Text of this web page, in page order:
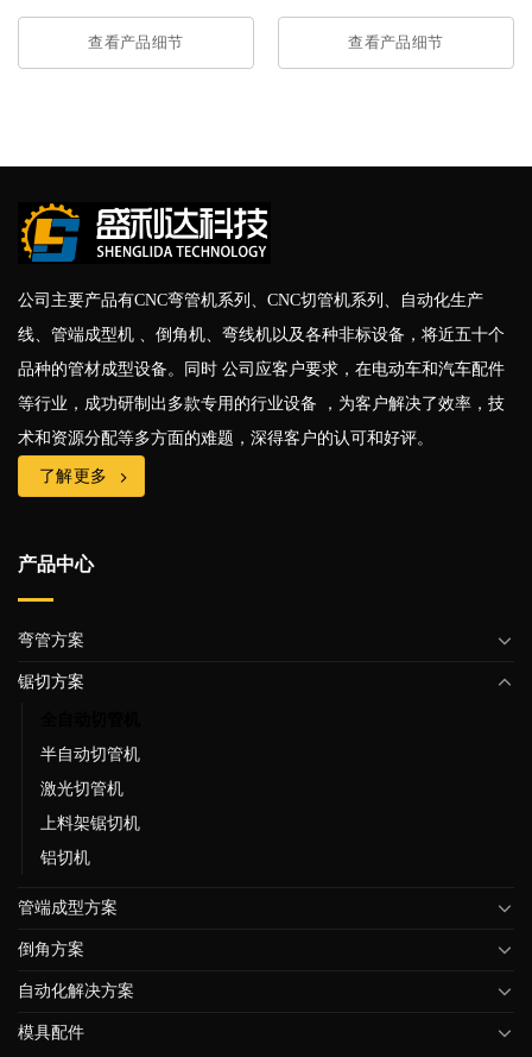
查看产品细节 查看产品细节
公司主要产品有CNC弯管机系列、CNC切管机系列、自动化生产
线、管端成型机 、倒角机、弯线机以及各种非标设备，将近五十个
品种的管材成型设备。同时 公司应客户要求，在电动车和汽车配件
等行业，成功研制出多款专用的行业设备 ，为客户解决了效率，技
术和资源分配等多方面的难题，深得客户的认可和好评。
了解更多
产品中心
弯管方案
锯切方案
半自动切管机
激光切管机
上料架锯切机
铝切机
管端成型方案
倒角方案
自动化解决方案
模具配件